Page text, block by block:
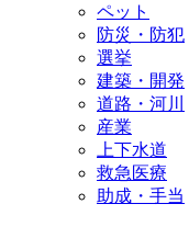
ペット
防災・防犯
選挙
建築・開発
道路・河川
産業
上下水道
救急医療
助成・手当